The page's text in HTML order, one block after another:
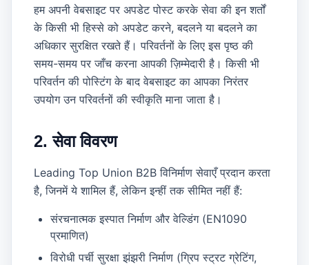
हम अपनी वेबसाइट पर अपडेट पोस्ट करके सेवा की इन शर्तों
के किसी भी हिस्से को अपडेट करने, बदलने या बदलने का
अधिकार सुरक्षित रखते हैं। परिवर्तनों के लिए इस पृष्ठ की
समय-समय पर जाँच करना आपकी ज़िम्मेदारी है। किसी भी
परिवर्तन की पोस्टिंग के बाद वेबसाइट का आपका निरंतर
उपयोग उन परिवर्तनों की स्वीकृति माना जाता है।
2. सेवा विवरण
Leading Top Union B2B विनिर्माण सेवाएँ प्रदान करता
है, जिनमें ये शामिल हैं, लेकिन इन्हीं तक सीमित नहीं हैं:
संरचनात्मक इस्पात निर्माण और वेल्डिंग (EN1090
प्रमाणित)
विरोधी पर्ची सुरक्षा झंझरी निर्माण (ग्रिप स्ट्रट ग्रेटिंग,